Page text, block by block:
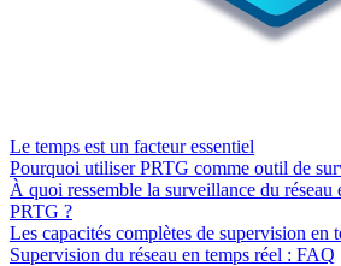
Le temps est un facteur essentiel
Pourquoi utiliser PRTG comme outil de
À quoi ressemble la surveillance du réseau
PRTG ?
Les capacités complètes de supervision en
Supervision du réseau en temps réel : FAQ